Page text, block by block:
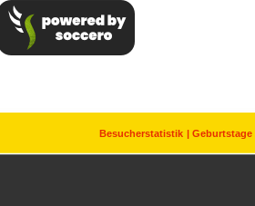
Besucherstatistik Geburtstage